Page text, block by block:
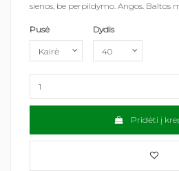
sienos, be perpildymo. Angos. Baltos
Pusė Dydis
Pridėti į